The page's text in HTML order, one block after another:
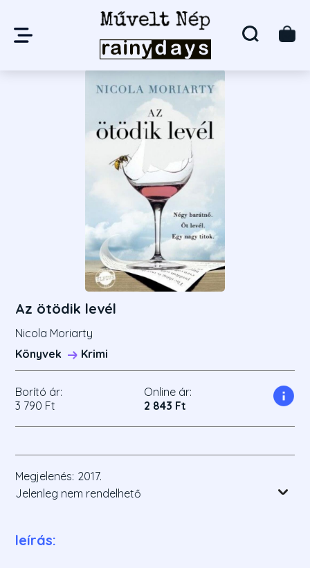
Az ötödik levél
Nicola Moriarty
Könyvek
Krimi
Borító ár:
3 790 Ft
Online ár:
2 843 Ft
Megjelenés: 2017.
Jelenleg nem rendelhető
leírás: